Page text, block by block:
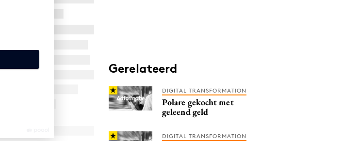
Gerelateerd
DIGITAL TRANSFORMATION
Polare gekocht met
geleend geld
DIGITAL TRANSFORMATION